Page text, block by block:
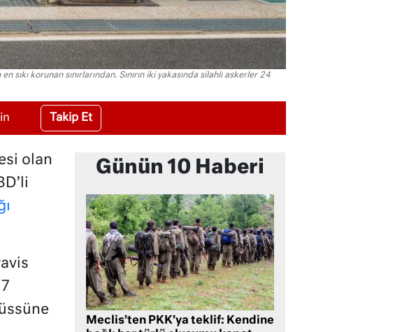
korunan sınırlarından. Sınırın iki yakasında silahlı askerler 24
Takip Et
olan
Günün 10 Haberi
Meclis’ten PKK’ya teklif: Kendine